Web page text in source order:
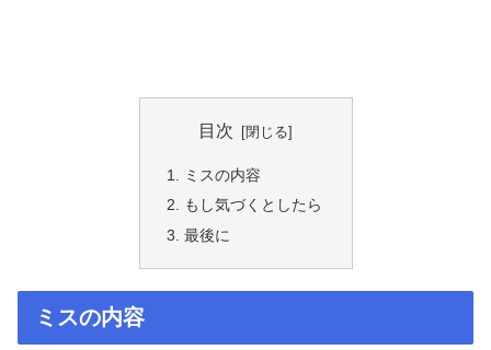
目次
ミスの内容
もし気づくとしたら
最後に
ミスの内容